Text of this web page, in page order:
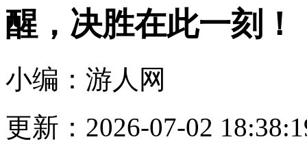
醒，决胜在此一刻！
小编：游人网
更新：2026-07-02